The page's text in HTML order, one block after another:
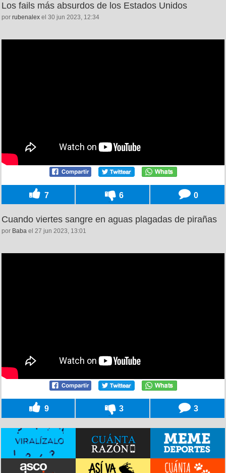
Los fails más absurdos de los Estados Unidos
por rubenalex el 30 jun 2023, 12:34
7 6 0
Cuando viertes sangre en aguas plagadas de pirañas
por Baba el 27 jun 2023, 13:01
9 3 3